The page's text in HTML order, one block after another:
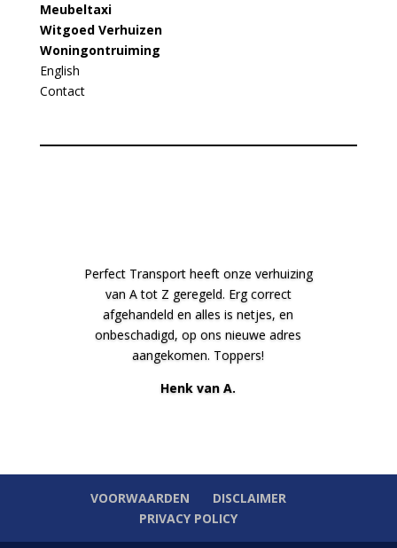
Meubeltaxi
Witgoed Verhuizen
Woningontruiming
English
Contact
Perfect Transport heeft onze verhuizing
van A tot Z geregeld. Erg correct
afgehandeld en alles is netjes, en
onbeschadigd, op ons nieuwe adres
aangekomen. Toppers!
Henk van A.
VOORWAARDEN
DISCLAIMER
PRIVACY POLICY